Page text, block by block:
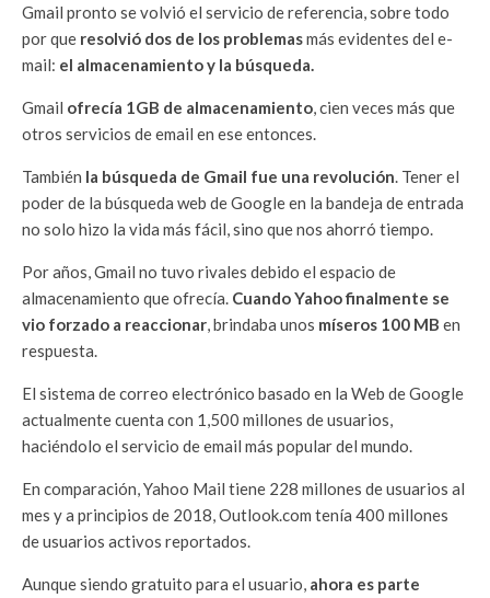
Gmail pronto se volvió el servicio de referencia, sobre todo
por que resolvió dos de los problemasmás evidentes del e-
mail: el almacenamiento y la búsqueda.
Gmail ofrecía 1GB de almacenamiento , cien veces más que
otros servicios de email en ese entonces.
También la búsqueda de Gmail fue una revolución . Tener el
poder de la búsqueda web de Google en la bandeja de entrada
no solo hizo la vida más fácil, sino que nos ahorró tiempo.
Por años, Gmail no tuvo rivales debido el espacio de
almacenamiento que ofrecía. Cuando Yahoo finalmente se
vio forzado a reaccionar , brindaba unos míseros 100 MB en
respuesta.
El sistema de correo electrónico basado en la Web de Google
actualmente cuenta con 1,500 millones de usuarios,
haciéndolo el servicio de email más popular del mundo.
En comparación, Yahoo Mail tiene 228 millones de usuarios al
mes y a principios de 2018, Outlook.com tenía 400 millones
de usuarios activos reportados.
Aunque siendo gratuito para el usuario, ahora es parte